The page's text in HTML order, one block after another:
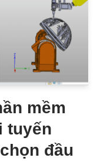
mềm
tuyến
đầu